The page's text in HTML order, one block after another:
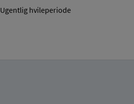
Ugentlig hvileperiode